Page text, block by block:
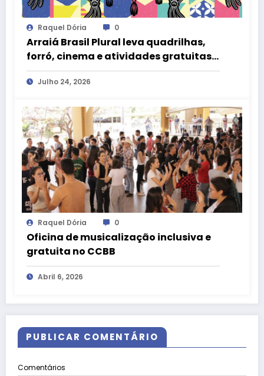
Raquel Dória 0
Arraiá Brasil Plural leva quadrilhas,
forró, cinema e atividades gratuitas
ao CCBB Brasília
Julho 24, 2026
Raquel Dória 0
Oficina de musicalização inclusiva e
gratuita no CCBB
Abril 6, 2026
PUBLICAR COMENTÁRIO
Comentários